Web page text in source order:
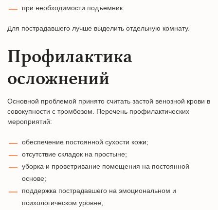
при необходимости подъемник.
Для пострадавшего лучше выделить отдельную комнату.
Профилактика
осложнений
Основной проблемой принято считать застой венозной крови в
совокупности с тромбозом. Перечень профилактических
мероприятий:
обеспечение постоянной сухости кожи;
отсутствие складок на простыне;
уборка и проветривание помещения на постоянной
основе;
поддержка пострадавшего на эмоциональном и
психологическом уровне;